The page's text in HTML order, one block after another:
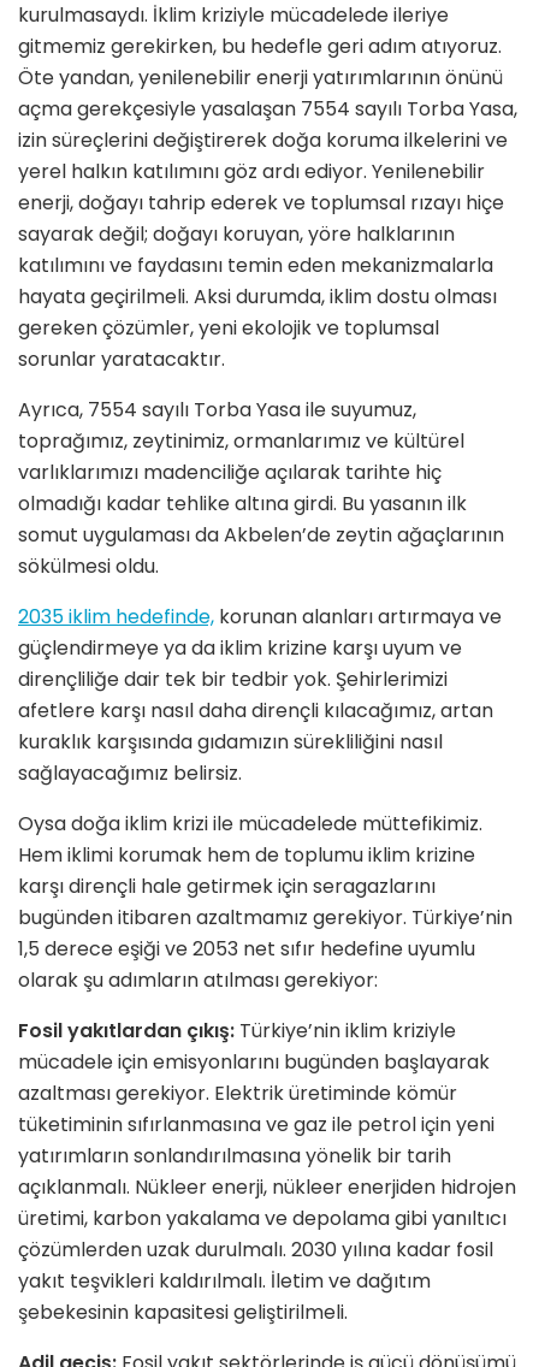
kurulmasaydı. İklim kriziyle mücadelede ileriye
gitmemiz gerekirken, bu hedefle geri adım atıyoruz.
Öte yandan, yenilenebilir enerji yatırımlarının önünü
açma gerekçesiyle yasalaşan 7554 sayılı Torba Yasa,
izin süreçlerini değiştirerek doğa koruma ilkelerini ve
yerel halkın katılımını göz ardı ediyor. Yenilenebilir
enerji, doğayı tahrip ederek ve toplumsal rızayı hiçe
sayarak değil; doğayı koruyan, yöre halklarının
katılımını ve faydasını temin eden mekanizmalarla
hayata geçirilmeli. Aksi durumda, iklim dostu olması
gereken çözümler, yeni ekolojik ve toplumsal
sorunlar yaratacaktır.
Ayrıca, 7554 sayılı Torba Yasa ile suyumuz,
toprağımız, zeytinimiz, ormanlarımız ve kültürel
varlıklarımızı madenciliğe açılarak tarihte hiç
olmadığı kadar tehlike altına girdi. Bu yasanın ilk
somut uygulaması da Akbelen’de zeytin ağaçlarının
sökülmesi oldu.
2035 iklim hedefinde, korunan alanları artırmaya ve
güçlendirmeye ya da iklim krizine karşı uyum ve
dirençliliğe dair tek bir tedbir yok. Şehirlerimizi
afetlere karşı nasıl daha dirençli kılacağımız, artan
kuraklık karşısında gıdamızın sürekliliğini nasıl
sağlayacağımız belirsiz.
Oysa doğa iklim krizi ile mücadelede müttefikimiz.
Hem iklimi korumak hem de toplumu iklim krizine
karşı dirençli hale getirmek için seragazlarını
bugünden itibaren azaltmamız gerekiyor. Türkiye’nin
1,5 derece eşiği ve 2053 net sıfır hedefine uyumlu
olarak şu adımların atılması gerekiyor:
Fosil yakıtlardan çıkış: Türkiye’nin iklim kriziyle
mücadele için emisyonlarını bugünden başlayarak
azaltması gerekiyor. Elektrik üretiminde kömür
tüketiminin sıfırlanmasına ve gaz ile petrol için yeni
yatırımların sonlandırılmasına yönelik bir tarih
açıklanmalı. Nükleer enerji, nükleer enerjiden hidrojen
üretimi, karbon yakalama ve depolama gibi yanıltıcı
çözümlerden uzak durulmalı. 2030 yılına kadar fosil
yakıt teşvikleri kaldırılmalı. İletim ve dağıtım
şebekesinin kapasitesi geliştirilmeli.